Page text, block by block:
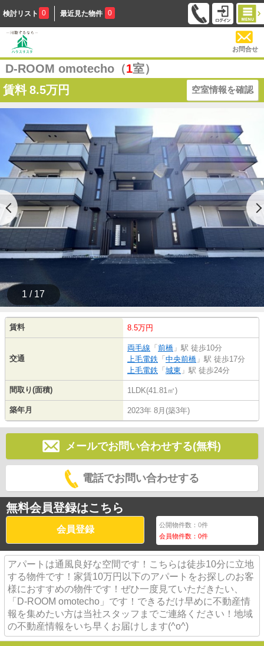
検討リスト 0 最近見た物件 0
お問合せ
D-ROOM omotecho（1室）
賃料 8.5万円 空室情報を確認
1 / 17
賃料 8.5万円
交通
両毛線 「 前橋 」駅 徒歩10分
上毛電鉄 「 中央前橋 」駅 徒歩17分
上毛電鉄 「 城東 」駅 徒歩24分
間取り(面積) 1LDK(41.81㎡)
築年月 2023年 8月(築3年)
メールでお問い合わせする(無料)
電話でお問い合わせする
無料会員登録はこちら
会員登録 公開物件数：0件
会員物件数：0件
アパートは通風良好な空間です！こちらは徒歩10分に立地
する物件です！家賃10万円以下のアパートをお探しのお客
様におすすめの物件です！ぜひ一度見ていただきたい、
「D-ROOM omotecho」です！できるだけ早めに不動産情
報を集めたい方は当社スタッフまでご連絡ください！地域
の不動産情報をいち早くお届けします(^o^)